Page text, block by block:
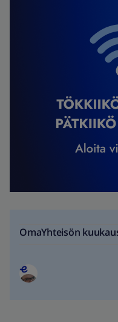
OmaYhteisön